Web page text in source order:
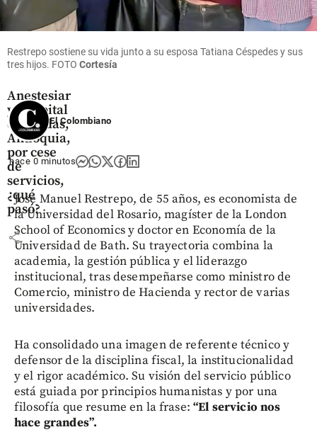
Antioquia
“Choque”
Anestesiar
y Hospital
de Caldas,
Antioquia,
por cese
de
servicios,
¿qué
pasó?
share
Restrepo sostiene su vida junto a su esposa Tatiana Céspedes y sus
tres hijos. FOTO Cortesía
El Colombiano
hace 0 minutos
José Manuel Restrepo, de 55 años, es economista de
la Universidad del Rosario, magíster de la London
School of Economics y doctor en Economía de la
Universidad de Bath. Su trayectoria combina la
academia, la gestión pública y el liderazgo
institucional, tras desempeñarse como ministro de
Comercio, ministro de Hacienda y rector de varias
universidades.
Ha consolidado una imagen de referente técnico y
defensor de la disciplina fiscal, la institucionalidad
y el rigor académico. Su visión del servicio público
está guiada por principios humanistas y por una
filosofía que resume en la frase:“El servicio nos
hace grandes”.